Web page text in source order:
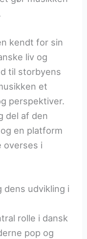
kendt for sin
liv og
til storbyens
et
perspektiver.
del af den
en platform
overses i
dens udvikling i
rolle i dansk
pop og